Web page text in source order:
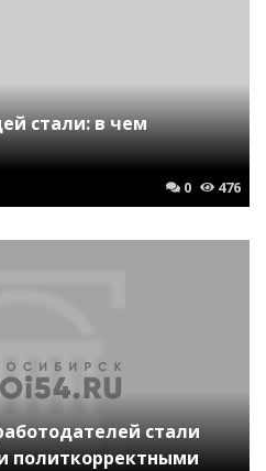
стали: в чем
0 476
стали
политкорректными